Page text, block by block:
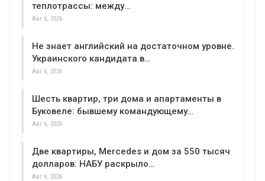
теплотрассы: между…
Авг 6, 2026
Не знает английский на достаточном уровне.
Украинского кандидата в…
Авг 6, 2026
Шесть квартир, три дома и апартаменты в
Буковеле: бывшему командующему…
Авг 6, 2026
Две квартиры, Mercedes и дом за 550 тысяч
долларов: НАБУ раскрыло…
Авг 6, 2026